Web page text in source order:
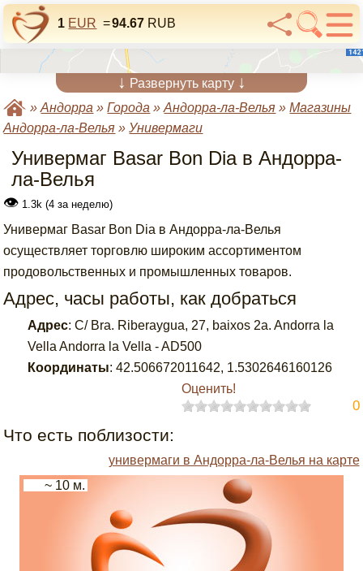
1 EUR =94.67 RUB
↓ Развернуть карту ↓
»Андорра »Города »Андорра-ла-Велья »Магазины
Андорра-ла-Велья »Универмаги
Универмаг Basar Bon Dia в Андорра-
ла-Велья
👁 1.3k (4 за неделю)
Универмаг Basar Bon Dia в Андорра-ла-Велья
осуществляет торговлю широким ассортиментом
продовольственных и промышленных товаров.
Адрес, часы работы, как добраться
Адрес:C/ Bra. Riberaygua, 27, baixos 2a. Andorra la
Vella Andorra la Vella - AD500
Координаты: 42.506672011642, 1.5302646160126
Оценить!
0
Что есть поблизости:
универмаги в Андорра-ла-Велья на карте
~ 10 м.